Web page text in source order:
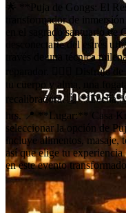
🌟 **Puja de Gongs: El
transformador de
en el sagrado santuario
desconectarte del estrés
través de una técnica
reparador. 🧘‍♀️✨ Disfruta
tu cuerpo y alma, una
recalibradora. 🗓️
hrs. 📍 **Lugar:** Casa
seleccionar la opción de
incluye alimentos, masaje,
así que elige tu
en este evento